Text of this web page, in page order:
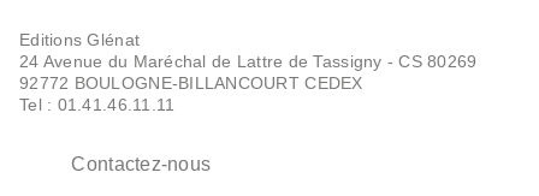
BD AVENTURE, WESTERN ET POLAR
Editions Glénat
24 Avenue du Maréchal de Lattre de Tassigny - CS 80269
92772 BOULOGNE-BILLANCOURT CEDEX
Tel : 01.41.46.11.11
Contactez-nous